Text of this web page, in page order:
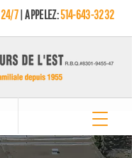
24/7| APPELEZ:514-643-3232